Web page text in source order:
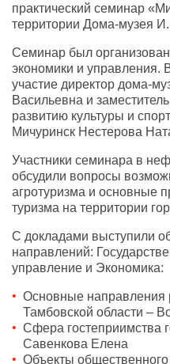
практический семинар
территории Дома-музея
Семинар был
экономики и управления.
участие директор дома-
Васильевна и
развитию культуры и
Мичуринск Нестерова
Участники семинара в
обсудили вопросы
агротуризма и основные
туризма на территории
С докладами выступили
направлений:
управление и Экономика:
Основные направления
Тамбовской области –
Сфера гостеприимства
Савенкова Елена
Объекты